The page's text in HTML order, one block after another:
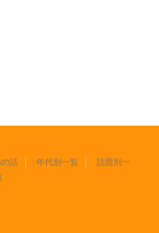
話 年代別一覧
話題別一